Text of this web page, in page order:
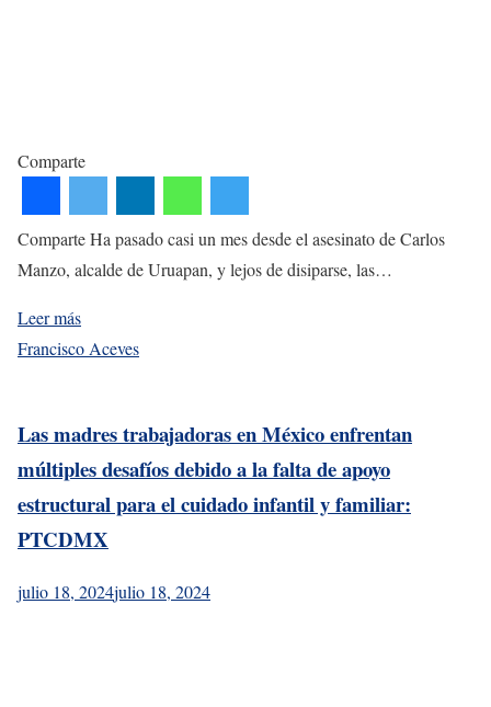
Comparte
Comparte Ha pasado casi un mes desde el asesinato de Carlos
Manzo, alcalde de Uruapan, y lejos de disiparse, las…
Leer más
Francisco Aceves
Las madres trabajadoras en México enfrentan
múltiples desafíos debido a la falta de apoyo
estructural para el cuidado infantil y familiar:
PTCDMX
julio 18, 2024julio 18, 2024